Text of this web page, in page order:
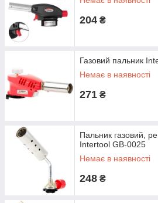
204 ₴
Газовий пальник
Немає в наявності
271 ₴
Пальник газовий,
Intertool GB-0025
Немає в наявності
248 ₴